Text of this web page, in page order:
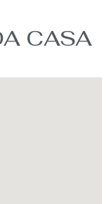
CASA